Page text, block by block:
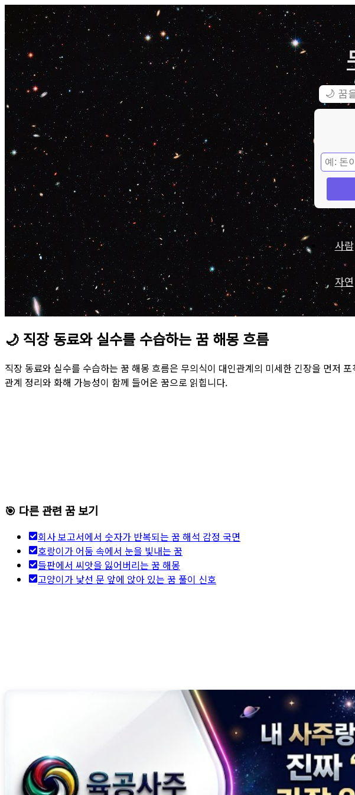
사람
자연
🌙 직장 동료와 실수를 수습하는 꿈 해몽 흐름
직장 동료와 실수를 수습하는 꿈 해몽 흐름은 무의식이 대인관계의 미세한 긴장을 먼저
관계 정리와 화해 가능성이 함께 들어온 꿈으로 읽힙니다.
🎯 다른 관련 꿈 보기
회사 보고서에서 숫자가 반복되는 꿈 해석 감정 국면
호랑이가 어둠 속에서 눈을 빛내는 꿈
들판에서 씨앗을 잃어버리는 꿈 해몽
고양이가 낯선 문 앞에 앉아 있는 꿈 풀이 신호